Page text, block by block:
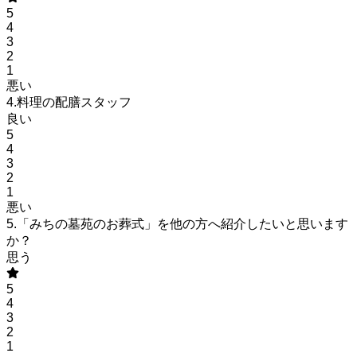
5
4
3
2
1
悪い
4.料理の配膳スタッフ
良い
5
4
3
2
1
悪い
5.「みちの墓苑のお葬式」を他の方へ紹介したいと思います
か？
思う
5
4
3
2
1